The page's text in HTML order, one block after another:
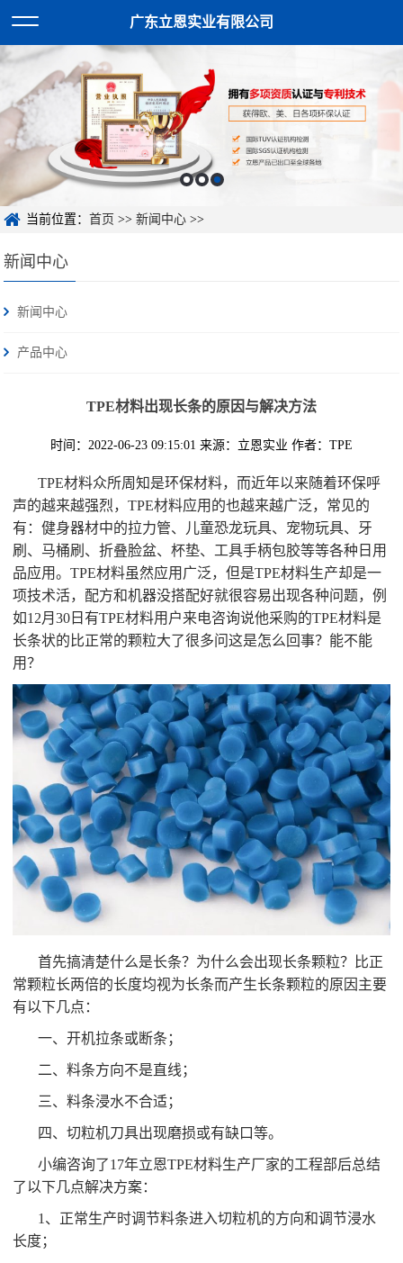
广东立恩实业有限公司
当前位置：首页 >>新闻中心 >>
新闻中心
新闻中心
产品中心
TPE材料出现长条的原因与解决方法
时间：2022-06-23 09:15:01 来源：立恩实业 作者：TPE
TPE材料众所周知是环保材料，而近年以来随着环保呼
声的越来越强烈，TPE材料应用的也越来越广泛，常见的
有：健身器材中的拉力管、儿童恐龙玩具、宠物玩具、牙
刷、马桶刷、折叠脸盆、杯垫、工具手柄包胶等等各种日用
品应用。TPE材料虽然应用广泛，但是TPE材料生产却是一
项技术活，配方和机器没搭配好就很容易出现各种问题，例
如12月30日有TPE材料用户来电咨询说他采购的TPE材料是
长条状的比正常的颗粒大了很多问这是怎么回事？能不能
用？
首先搞清楚什么是长条？为什么会出现长条颗粒？比正
常颗粒长两倍的长度均视为长条而产生长条颗粒的原因主要
有以下几点：
一、开机拉条或断条；
二、料条方向不是直线；
三、料条浸水不合适；
四、切粒机刀具出现磨损或有缺口等。
小编咨询了17年立恩TPE材料生产厂家的工程部后总结
了以下几点解决方案：
1、正常生产时调节料条进入切粒机的方向和调节浸水
长度；